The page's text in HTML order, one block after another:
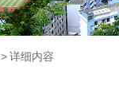
> 详细内容